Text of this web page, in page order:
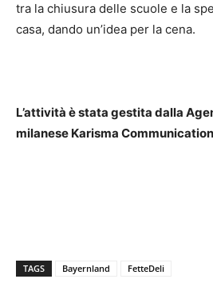
tra la chiusura delle scuole e la
casa, dando un’idea per la cena.
L’attività è stata gestita dalla
milanese Karisma
TAGS Bayernland FetteDeli